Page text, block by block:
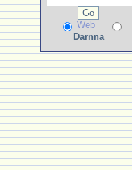
Web
Darnna